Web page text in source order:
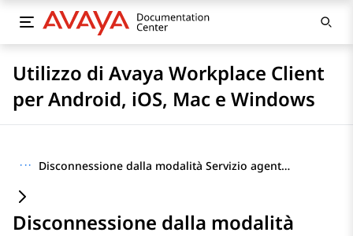
Utilizzo di Avaya Workplace Client
per Android, iOS, Mac e Windows
··· Disconnessione dalla modalità Servizio agente sui client mobili
Disconnessione dalla modalità